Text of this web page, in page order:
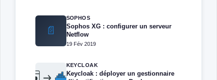
📄
SOPHOS
Sophos XG : configurer un serveur
Netflow
19 Fév 2019
KEYCLOAK
Keycloak : déployer un gestionnaire